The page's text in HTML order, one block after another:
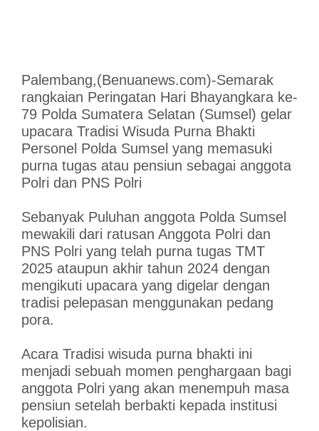
Palembang,(Benuanews.com)-Semarak
rangkaian Peringatan Hari Bhayangkara ke-
79 Polda Sumatera Selatan (Sumsel) gelar
upacara Tradisi Wisuda Purna Bhakti
Personel Polda Sumsel yang memasuki
purna tugas atau pensiun sebagai anggota
Polri dan PNS Polri
Sebanyak Puluhan anggota Polda Sumsel
mewakili dari ratusan Anggota Polri dan
PNS Polri yang telah purna tugas TMT
2025 ataupun akhir tahun 2024 dengan
mengikuti upacara yang digelar dengan
tradisi pelepasan menggunakan pedang
pora.
Acara Tradisi wisuda purna bhakti ini
menjadi sebuah momen penghargaan bagi
anggota Polri yang akan menempuh masa
pensiun setelah berbakti kepada institusi
kepolisian.